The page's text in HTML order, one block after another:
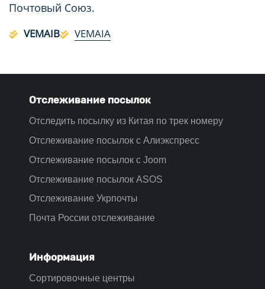
Почтовый Союз.
VEMAIB VEMAIA
Отслеживание посылок
Отследить посылку из Китая по трек номеру
Отслеживание посылок с Алиэкспресс
Отслеживание посылок с Joom
Отслеживание посылок ASOS
Отслеживание Укрпочты
Почта России отслеживание
Информация
Сортировочные центры